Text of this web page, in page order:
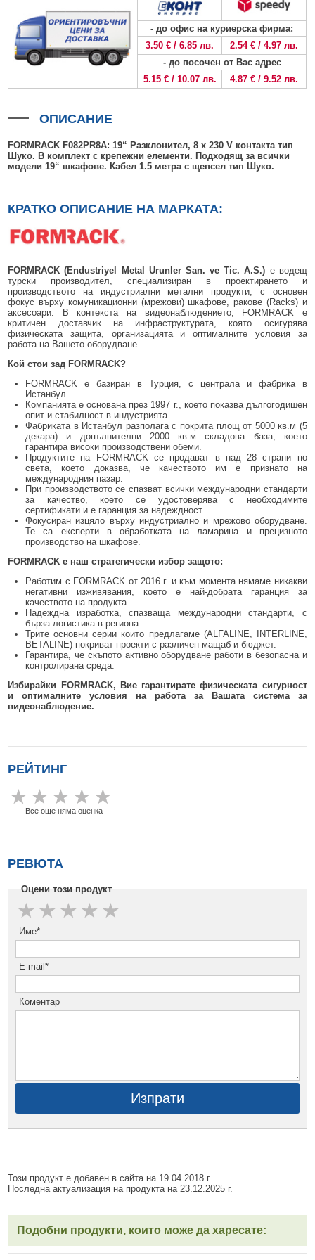
БЕЗЖИЧНИ ДЕТЕКТОРИ ЗА ПОЖАР, ДИМ, ТОПЛИНА И ВЪГЛЕРОДЕН
ОКСИД
БЕЗЖИЧНИ КЛАВИАТУРИ AJAX
БЕЗКОНТАКТНИ RFID КАРТИ И ЧИПОВЕ ЗА КЛАВИАТУРИ
БЕЗЖИЧНИ ДИСТАНЦИОННИ УПРАВЛЕНИЯ И БУТОНИ
БЕЗЖИЧНИ СИРЕНИ AJAX
МОДУЛИ ЗА СГРАДНА АВТОМАТИЗАЦИЯ AJAX
БЕЗЖИЧНИ ДЕТЕКТОРИ ЗА HIKVISION AX PRO
БЕЗЖИЧНИ МОДУЛИ И АКСЕСОАРИ ЗА HIKVISION AX PRO
КОМПЛЕКТИ БЕЗЖИЧНИ АЛАРМЕНИ СИСТЕМИ AX PRO
ALFALINE, СТЕННИ/СТОЯЩИ, С ОТВАРЯЕМИ И ЗАКЛЮЧВАЩИ СЕ
СТРАНИЦИ
INTERLINE, СТОЯЩИ - НЕОТВАРЯЕМИ СТРАНИЦИ
BETALINE, СТОЯЩИ С ОТВАРЯЕМИ И ЗАКЛЮЧВАЩИ СЕ СТРАНИЦИ
АКСЕСОАРИ ЗА КОМУНИКАЦИОННИ ШКАФОВЕ
УПОТРЕБЯВАНА ТЕХНИКА
- до офис на куриерска фирма:
3.50 € / 6.85 лв.
2.54 € / 4.97 лв.
- до посочен от Вас адрес
5.15 € / 10.07 лв.
4.87 € / 9.52 лв.
ОПИСАНИЕ
FORMRACK F082PR8A: 19“ Разклонител, 8 x 230 V контакта тип
Шуко. В комплект с крепежни елементи. Подходящ за всички
модели 19“ шкафове. Кабел 1.5 метра с щепсел тип Шуко.
КРАТКО ОПИСАНИЕ НА МАРКАТА:
FORMRACK (Endustriyel Metal Urunler San. ve Tic. A.S.) е водещ
турски производител, специализиран в проектирането и
производството на индустриални метални продукти, с основен
фокус върху комуникационни (мрежови) шкафове, ракове (Racks) и
аксесоари. В контекста на видеонаблюдението, FORMRACK е
критичен доставчик на инфраструктурата, която осигурява
физическата защита, организацията и оптималните условия за
работа на Вашето оборудване.
Кой стои зад FORMRACK?
FORMRACK е базиран в Турция, с централа и фабрика в
Истанбул.
Компанията е основана през 1997 г., което показва дългогодишен
опит и стабилност в индустрията.
Фабриката в Истанбул разполага с покрита площ от 5000 кв.м (5
декара) и допълнителни 2000 кв.м складова база, което
гарантира високи производствени обеми.
Продуктите на FORMRACK се продават в над 28 страни по
света, което доказва, че качеството им е признато на
международния пазар.
При производството се спазват всички международни стандарти
за качество, което се удостоверява с необходимите
сертификати и е гаранция за надеждност.
Фокусиран изцяло върху индустриално и мрежово оборудване.
Те са експерти в обработката на ламарина и прецизното
производство на шкафове.
FORMRACK е наш стратегически избор защото:
Работим с FORMRACK от 2016 г. и към момента нямаме никакви
негативни изживявания, което е най-добрата гаранция за
качеството на продукта.
Надеждна изработка, спазваща международни стандарти, с
бърза логистика в региона.
Трите основни серии които предлагаме (ALFALINE, INTERLINE,
BETALINE) покриват проекти с различен мащаб и бюджет.
Гарантира, че скъпото активно оборудване работи в безопасна и
контролирана среда.
Избирайки FORMRACK, Вие гарантирате физическата сигурност
и оптималните условия на работа за Вашата система за
видеонаблюдение.
РЕЙТИНГ
Все още няма оценка
РЕВЮТА
Оцени този продукт
Име*
E-mail*
Коментар
Изпрати
Този продукт е добавен в сайта на 19.04.2018 г.
Последна актуализация на продукта на 23.12.2025 г.
Подобни продукти, които може да харесате: